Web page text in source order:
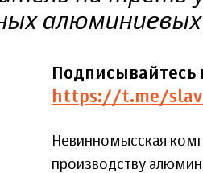
https://t.me/
Невинномысская
производству